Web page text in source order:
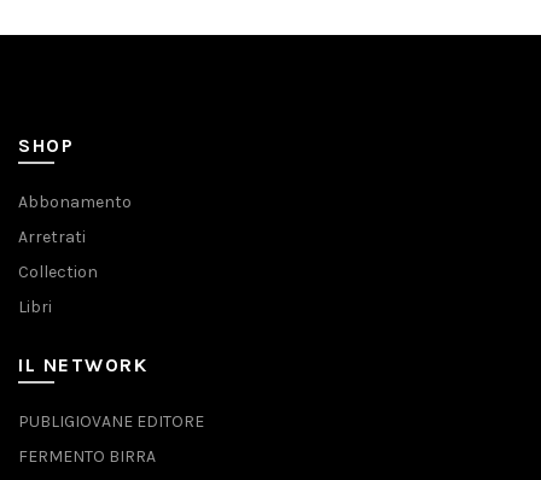
SHOP
Abbonamento
Arretrati
Collection
Libri
IL NETWORK
PUBLIGIOVANE EDITORE
FERMENTO BIRRA